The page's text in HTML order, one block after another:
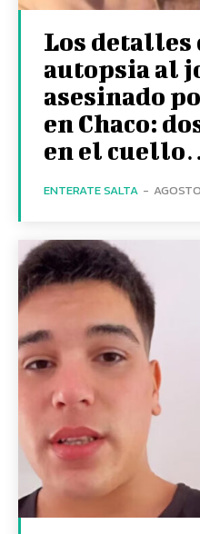
Los detalles
autopsia al
asesinado
en Chaco:
en el
ENTERATE SALTA -